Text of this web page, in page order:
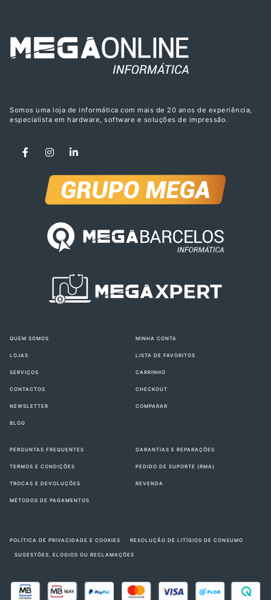
Somos uma loja de informática com mais de 20 anos de experiência,
especialista em hardware, software e soluções de impressão.
QUEM SOMOS
LOJAS
SERVIÇOS
CONTACTOS
NEWSLETTER
BLOG
MINHA CONTA
LISTA DE FAVORITOS
CARRINHO
CHECKOUT
COMPARAR
PERGUNTAS FREQUENTES
TERMOS E CONDIÇÕES
TROCAS E DEVOLUÇÕES
MÉTODOS DE PAGAMENTOS
GARANTIAS E REPARAÇÕES
PEDIDO DE SUPORTE (RMA)
REVENDA
POLÍTICA DE PRIVACIDADE E COOKIES RESOLUÇÃO DE LITÍGIOS DE CONSUMO
SUGESTÕES, ELOGIOS OU RECLAMAÇÕES